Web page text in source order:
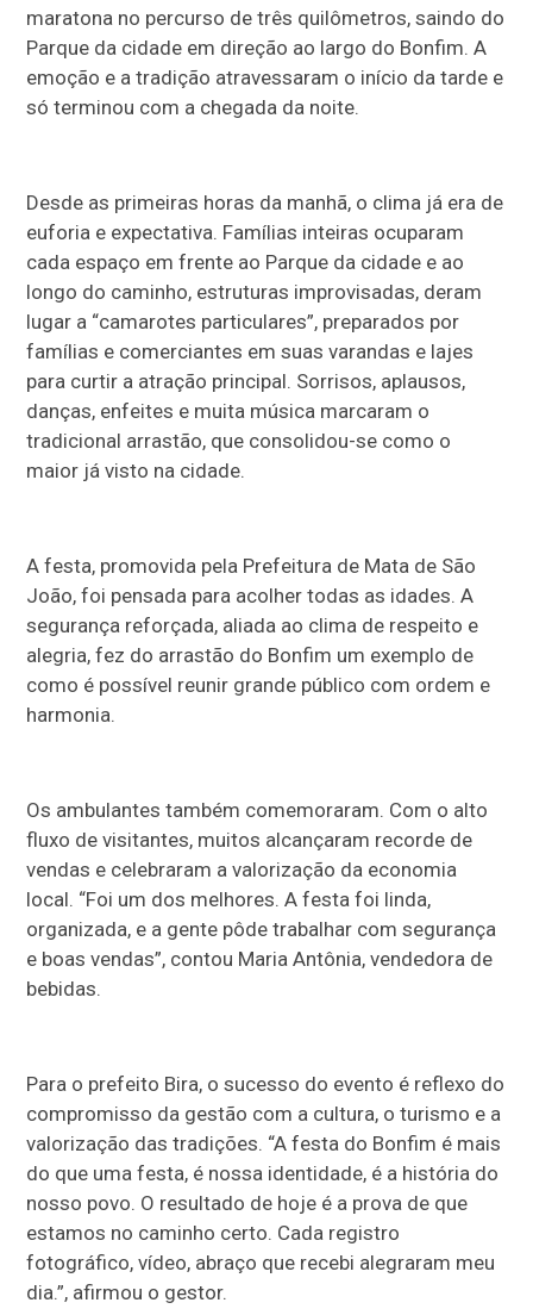
maratona no percurso de três quilômetros, saindo do
Parque da cidade em direção ao largo do Bonfim. A
emoção e a tradição atravessaram o início da tarde e
só terminou com a chegada da noite.
Desde as primeiras horas da manhã, o clima já era de
euforia e expectativa. Famílias inteiras ocuparam
cada espaço em frente ao Parque da cidade e ao
longo do caminho, estruturas improvisadas, deram
lugar a “camarotes particulares”, preparados por
famílias e comerciantes em suas varandas e lajes
para curtir a atração principal. Sorrisos, aplausos,
danças, enfeites e muita música marcaram o
tradicional arrastão, que consolidou-se como o
maior já visto na cidade.
A festa, promovida pela Prefeitura de Mata de São
João, foi pensada para acolher todas as idades. A
segurança reforçada, aliada ao clima de respeito e
alegria, fez do arrastão do Bonfim um exemplo de
como é possível reunir grande público com ordem e
harmonia.
Os ambulantes também comemoraram. Com o alto
fluxo de visitantes, muitos alcançaram recorde de
vendas e celebraram a valorização da economia
local. “Foi um dos melhores. A festa foi linda,
organizada, e a gente pôde trabalhar com segurança
e boas vendas”, contou Maria Antônia, vendedora de
bebidas.
Para o prefeito Bira, o sucesso do evento é reflexo do
compromisso da gestão com a cultura, o turismo e a
valorização das tradições. “A festa do Bonfim é mais
do que uma festa, é nossa identidade, é a história do
nosso povo. O resultado de hoje é a prova de que
estamos no caminho certo. Cada registro
fotográfico, vídeo, abraço que recebi alegraram meu
dia.”, afirmou o gestor.